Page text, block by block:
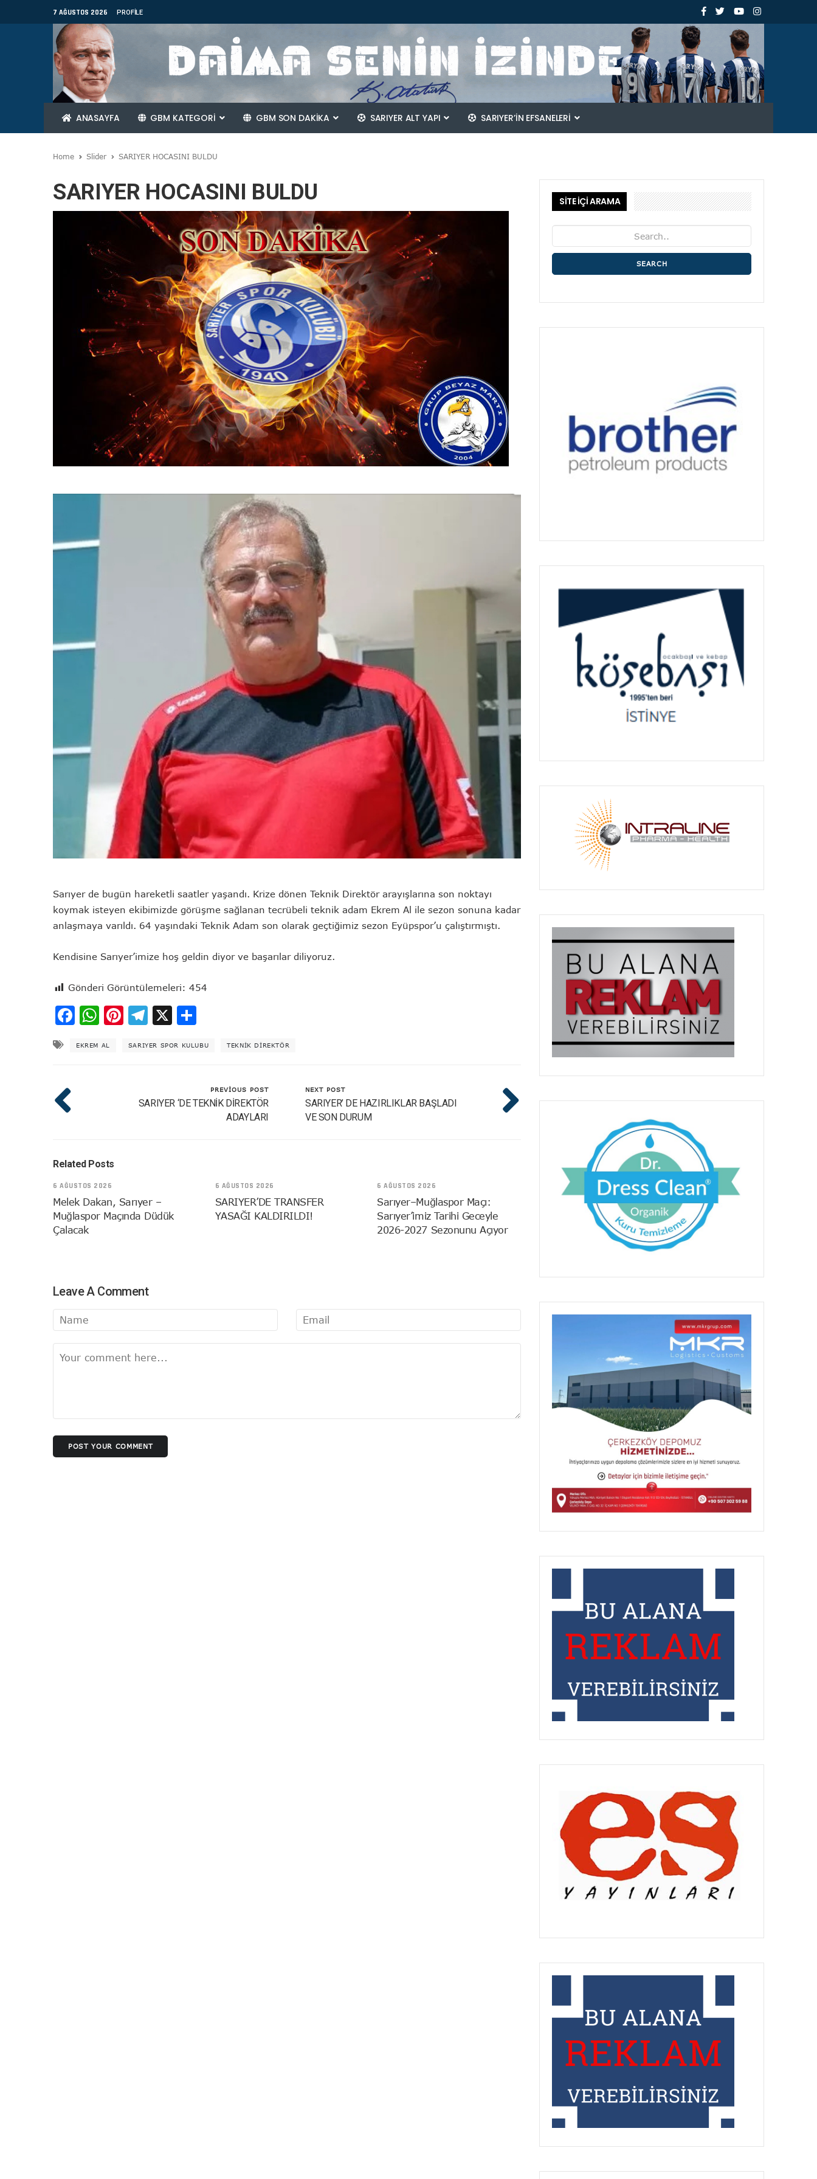
7 AĞUSTOS 2026 PROFILE
ANASAYFA GBM KATEGORİ GBM SON DAKİKA SARIYER ALT YAPI SARIYER’IN EFSANELERI
Home Slider SARIYER HOCASINI BULDU
SARIYER HOCASINI BULDU
Sarıyer de bugün hareketli saatler yaşandı. Krize dönen Teknik Direktör arayışlarına son noktayı
koymak isteyen ekibimizde görüşme sağlanan tecrübeli teknik adam Ekrem Al ile sezon sonuna kadar
anlaşmaya varıldı. 64 yaşındaki Teknik Adam son olarak geçtiğimiz sezon Eyüpspor’u çalıştırmıştı.
Kendisine Sarıyer’imize hoş geldin diyor ve başarılar diliyoruz.
Gönderi Görüntülemeleri: 454
Facebook
WhatsApp
Pinterest
Telegram
X
EKREM AL SARIYER SPOR KULUBU TEKNIK DIREKTÖR
PREVIOUS POST
SARIYER ‘DE TEKNİK DİREKTÖR
ADAYLARI
NEXT POST
SARIYER’ DE HAZIRLIKLAR BAŞLADI
VE SON DURUM
Related Posts
6 AĞUSTOS 2026
Melek Dakan, Sarıyer –
Muğlaspor Maçında Düdük
Çalacak
6 AĞUSTOS 2026
SARIYER’DE TRANSFER
YASAĞI KALDIRILDI!
6 AĞUSTOS 2026
Sarıyer–Muğlaspor Maçı:
Sarıyer’imiz Tarihi Geceyle
2026-2027 Sezonunu Açıyor
Leave A Comment
POST YOUR COMMENT
SİTE İÇİ ARAMA
SEARCH